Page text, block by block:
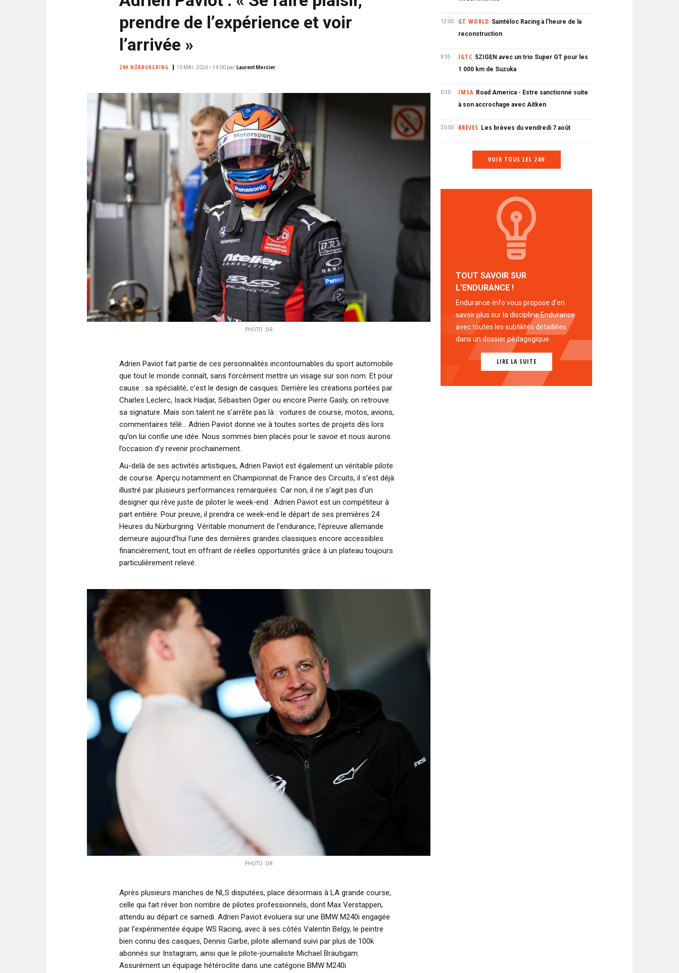
prendre de l’expérience et voir
l’arrivée »
24H NÜRBURGRING 13 MAI. 2026 • 14:00 par Laurent Mercier
PHOTO : DR
Adrien Paviot fait partie de ces personnalités incontournables du sport automobile
que tout le monde connaît, sans forcément mettre un visage sur son nom. Et pour
cause : sa spécialité, c’est le design de casques. Derrière les créations portées par
Charles Leclerc, Isack Hadjar, Sébastien Ogier ou encore Pierre Gasly, on retrouve
sa signature. Mais son talent ne s’arrête pas là : voitures de course, motos, avions,
commentaires télé… Adrien Paviot donne vie à toutes sortes de projets dès lors
qu’on lui confie une idée. Nous sommes bien placés pour le savoir et nous aurons
l’occasion d’y revenir prochainement.
Au-delà de ses activités artistiques, Adrien Paviot est également un véritable pilote
de course. Aperçu notamment en Championnat de France des Circuits, il s’est déjà
illustré par plusieurs performances remarquées. Car non, il ne s’agit pas d’un
designer qui rêve juste de piloter le week-end : Adrien Paviot est un compétiteur à
part entière. Pour preuve, il prendra ce week-end le départ de ses premières 24
Heures du Nürburgring. Véritable monument de l’endurance, l’épreuve allemande
demeure aujourd’hui l’une des dernières grandes classiques encore accessibles
financièrement, tout en offrant de réelles opportunités grâce à un plateau toujours
particulièrement relevé.
PHOTO : DR
Après plusieurs manches de NLS disputées, place désormais à LA grande course,
celle qui fait rêver bon nombre de pilotes professionnels, dont Max Verstappen,
attendu au départ ce samedi. Adrien Paviot évoluera sur une BMW M240i engagée
par l’expérimentée équipe WS Racing, avec à ses côtés Valentin Belgy, le peintre
bien connu des casques, Dennis Garbe, pilote allemand suivi par plus de 100k
abonnés sur Instagram, ainsi que le pilote-journaliste Michael Bräutigam.
Assurément un équipage hétéroclite dans une catégorie BMW M240i
12:00 GT WORLD Saintéloc Racing à l'heure de la
reconstruction
9:35 IGTC 5ZIGEN avec un trio Super GT pour les
1 000 km de Suzuka
0:30 IMSA Road America - Estre sanctionné suite
à son accrochage avec Aitken
20:00 BRÈVES Les brèves du vendredi 7 août
VOIR TOUS LES 24H
TOUT SAVOIR SUR
L'ENDURANCE !
Endurance-Info vous propose d'en
savoir plus sur la discipline Endurance
avec toutes les subtilités détaillées
dans un dossier pédagogique.
LIRE LA SUITE